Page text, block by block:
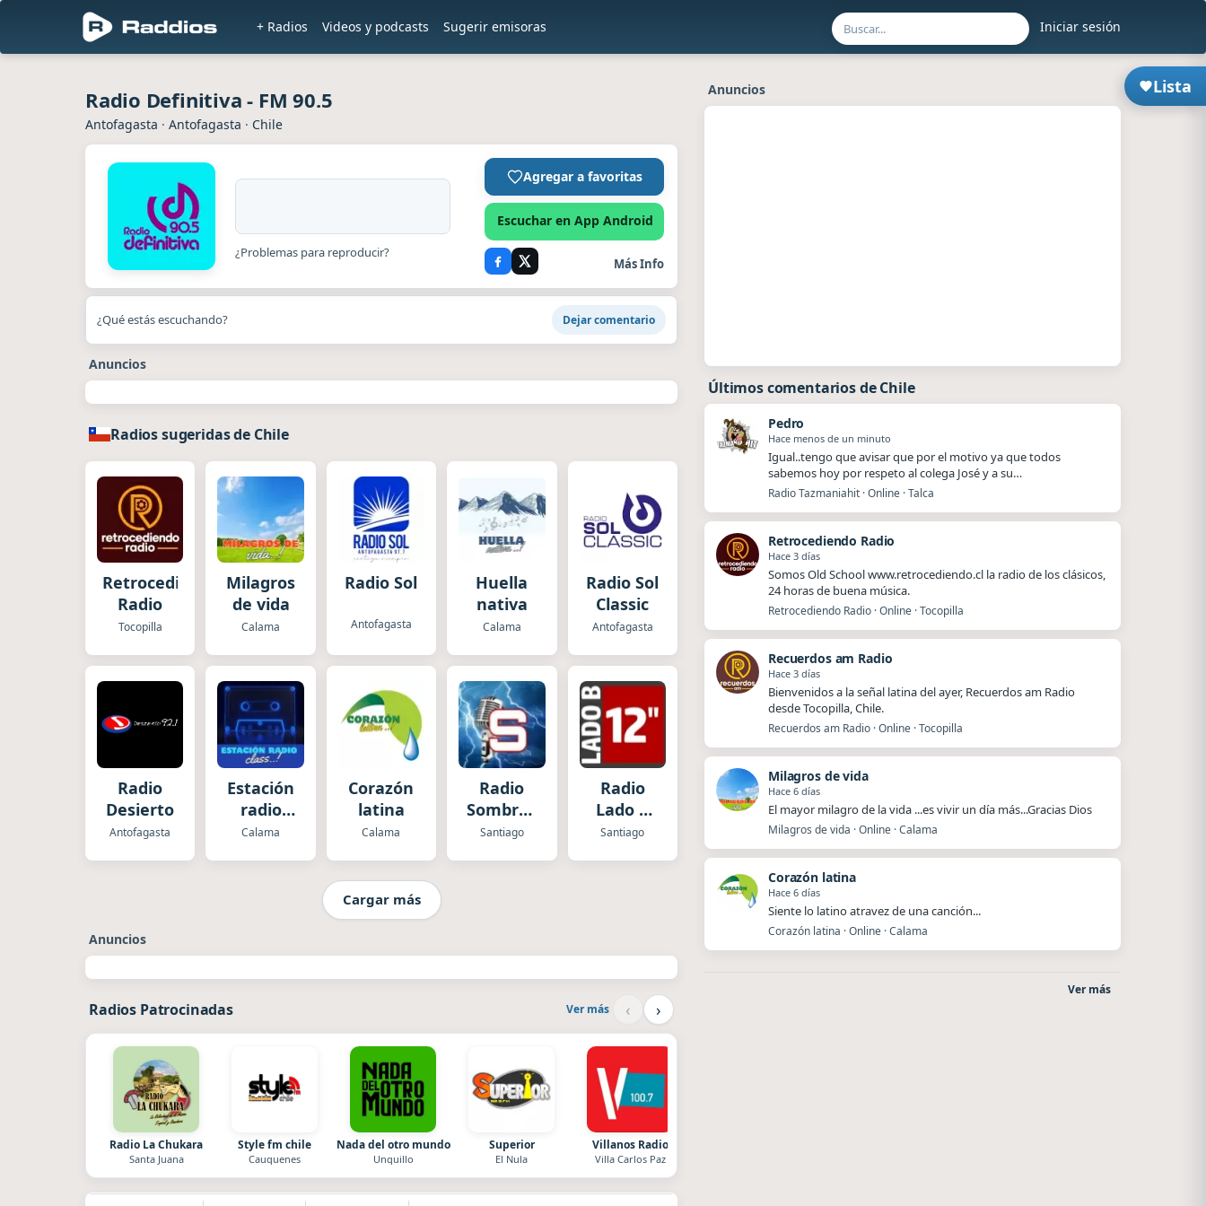
Iniciar sesión
+ Radios Videos y podcasts Sugerir emisoras
Lista
Radio Definitiva - FM 90.5
Antofagasta · Antofagasta · Chile
¿Problemas para reproducir?
Agregar a favoritas
Escuchar en App Android
Más Info
¿Qué estás escuchando? Dejar comentario
Anuncios
Radios sugeridas de Chile
Retrocediendo
Radio
Tocopilla
Milagros
de vida
Calama
Radio Sol
Antofagasta
Huella
nativa
Calama
Radio Sol
Classic
Antofagasta
Radio
Desierto
Antofagasta
Estación
radio
class
Calama
Corazón
latina
Calama
Radio
Sombras
del Ayer
Santiago
Radio
Lado B
Classic
Santiago
Cargar más
Anuncios
Radios Patrocinadas Ver más ‹ ›
Radio La Chukara
Santa Juana
Style fm chile
Cauquenes
Nada del otro mundo
Unquillo
Superior
El Nula
Villanos Radio
Villa Carlos Paz
Anuncios
Últimos comentarios de Chile
Pedro
Hace menos de un minuto
Igual..tengo que avisar que por el motivo ya que todos
sabemos hoy por respeto al colega José y a su…
Radio Tazmaniahit · Online · Talca
Retrocediendo Radio
Hace 3 días
Somos Old School www.retrocediendo.cl la radio de los clásicos,
24 horas de buena música.
Retrocediendo Radio · Online · Tocopilla
Recuerdos am Radio
Hace 3 días
Bienvenidos a la señal latina del ayer, Recuerdos am Radio
desde Tocopilla, Chile.
Recuerdos am Radio · Online · Tocopilla
Milagros de vida
Hace 6 días
El mayor milagro de la vida ...es vivir un día más...Gracias Dios
Milagros de vida · Online · Calama
Corazón latina
Hace 6 días
Siente lo latino atravez de una canción...
Corazón latina · Online · Calama
Ver más